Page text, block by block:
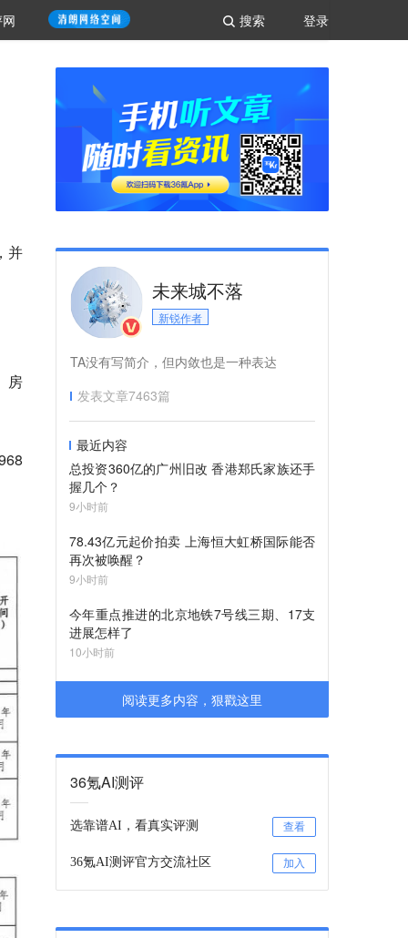
登录
搜索
并
房
未来城不落
新锐作者
TA没有写简介，但内敛也是一种表达
发表文章7463篇
最近内容
总投资360亿的广州旧改 香港郑氏家族还手
握几个？
9小时前
78.43亿元起价拍卖 上海恒大虹桥国际能否
再次被唤醒？
9小时前
今年重点推进的北京地铁7号线三期、17支
进展怎样了
10小时前
阅读更多内容，狠戳这里
36氪AI测评
选靠谱AI，看真实评测 查看
36氪AI测评官方交流社区 加入